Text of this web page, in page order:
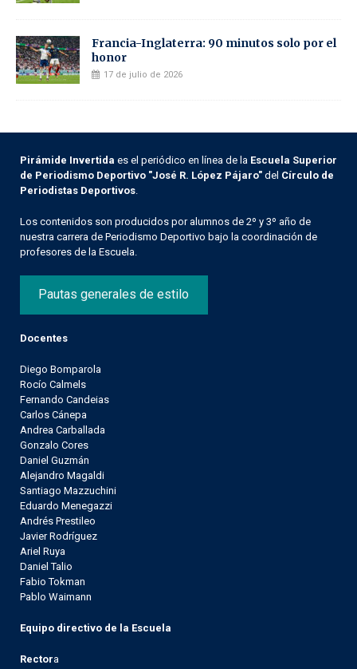
Francia-Inglaterra: 90 minutos solo por el
honor
17 de julio de 2026
Pirámide Invertida es el periódico en línea de la Escuela Superior
de Periodismo Deportivo "José R. López Pájaro" del Círculo de
Periodistas Deportivos
Los contenidos son producidos por alumnos de 2º y 3º año de
nuestra carrera de Periodismo Deportivo bajo la coordinación de
profesores de la Escuela.
Pautas generales de estilo
Docentes
Diego Bomparola
Rocío Calmels
Fernando Candeias
Carlos Cánepa
Andrea Carballada
Gonzalo Cores
Daniel Guzmán
Alejandro Magaldi
Santiago Mazzuchini
Eduardo Menegazzi
Andrés Prestileo
Javier Rodríguez
Ariel Ruya
Daniel Talio
Fabio Tokman
Pablo Waimann
Equipo directivo de la Escuela
Rectora